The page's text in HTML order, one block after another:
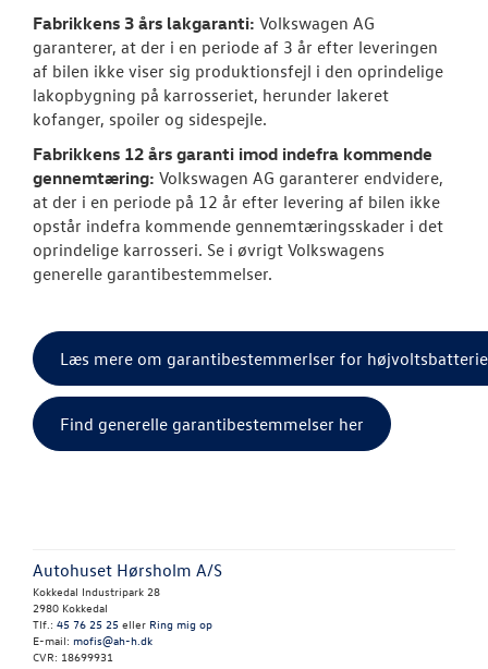
Fabrikkens 3 års lakgaranti: Volkswagen AG
garanterer, at der i en periode af 3 år efter leveringen
af bilen ikke viser sig produktionsfejl i den oprindelige
lakopbygning på karrosseriet, herunder lakeret
kofanger, spoiler og sidespejle.
Fabrikkens 12 års garanti imod indefra kommende
gennemtæring: Volkswagen AG garanterer endvidere,
at der i en periode på 12 år efter levering af bilen ikke
opstår indefra kommende gennemtæringsskader i det
oprindelige karrosseri. Se i øvrigt Volkswagens
generelle garantibestemmelser.
Læs mere om garantibestemmerlser for
Find generelle garantibestemmelser her
Autohuset Hørsholm A/S
Kokkedal Industripark 28
2980 Kokkedal
Tlf.: 45 76 25 25 eller Ring mig op
E-mail: mofis@ah-h.dk
CVR: 18699931